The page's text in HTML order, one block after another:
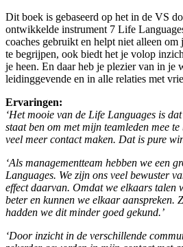
Dit boek is gebaseerd op het in de VS
ontwikkelde instrument 7 Life
coaches gebruikt en helpt niet alleen om
te begrijpen, ook biedt het je volop
je heen. En daar heb je plezier van in je
leidinggevende en in alle relaties met
Ervaringen:
‘Het mooie van de Life Languages is
staat ben om met mijn teamleden mee
veel meer contact maken. Dat is pure
‘Als managementteam hebben we een
Languages. We zijn ons veel bewuster
effect daarvan. Omdat we elkaars talen
beter en kunnen we elkaar aanspreken.
hadden we dit minder goed gekund.’
‘Door inzicht in de verschillende